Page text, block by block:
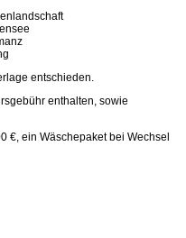
entschieden.
enthalten, sowie
€, ein Wäschepaket bei Wechsel